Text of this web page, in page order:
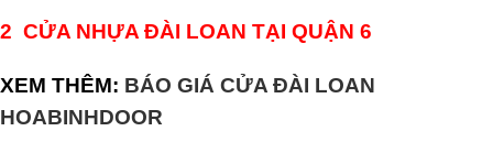
2 CỬA NHỰA ĐÀI LOAN TẠI QUẬN 6
XEM THÊM: BÁO GIÁ CỬA ĐÀI LOAN
HOABINHDOOR